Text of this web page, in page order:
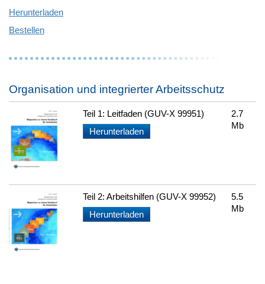
Herunterladen
Bestellen
Organisation und integrierter Arbeitsschutz
Teil 1: Leitfaden (GUV-X 99951)
Herunterladen
2.7
Mb
Teil 2: Arbeitshilfen (GUV-X 99952)
Herunterladen
5.5
Mb